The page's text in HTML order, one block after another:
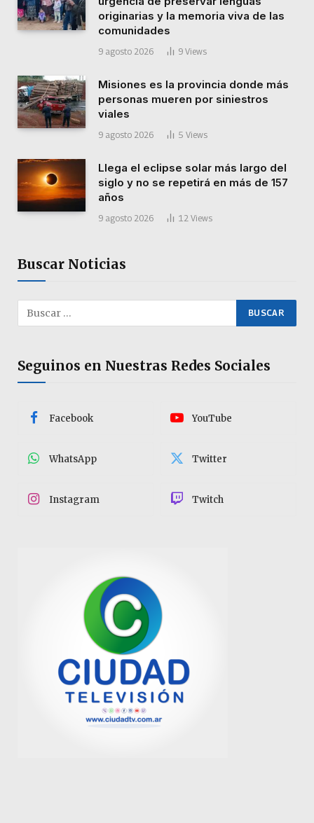
originarias y la memoria viva de las
comunidades
9 agosto 2026 9 Views
Misiones es la provincia donde más
personas mueren por siniestros
viales
9 agosto 2026 5 Views
Llega el eclipse solar más largo del
siglo y no se repetirá en más de 157
años
9 agosto 2026 12 Views
Buscar Noticias
Seguinos en Nuestras Redes Sociales
Facebook YouTube
WhatsApp Twitter
Instagram Twitch